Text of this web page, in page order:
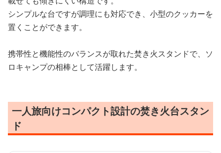
シンプルな台ですが調理にも対応でき、小型のクッカーを
置くことができます。
携帯性と機能性のバランスが取れた焚き火スタンドで、ソ
ロキャンプの相棒として活躍します。
一人旅向けコンパクト設計の焚き火台スタン
ド